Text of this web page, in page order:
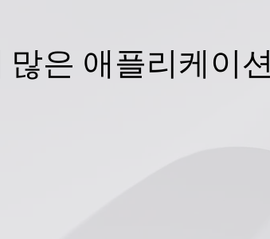
많은 애플리케이션